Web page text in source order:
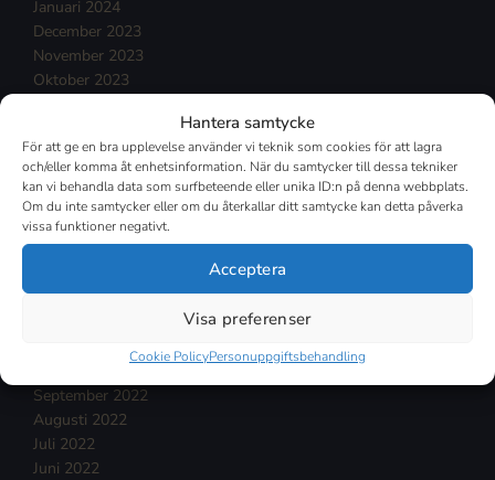
Hantera samtycke
För att ge en bra upplevelse använder vi teknik som cookies för att lagra
och/eller komma åt enhetsinformation. När du samtycker till dessa tekniker
kan vi behandla data som surfbeteende eller unika ID:n på denna webbplats.
Om du inte samtycker eller om du återkallar ditt samtycke kan detta påverka
vissa funktioner negativt.
Acceptera
Visa preferenser
Cookie PolicyPersonuppgiftsbehandling
Januari 2024
December 2023
November 2023
Oktober 2023
Juli 2023
Juni 2023
Maj 2023
April 2023
Mars 2023
Januari 2023
November 2022
September 2022
Augusti 2022
Juli 2022
Juni 2022